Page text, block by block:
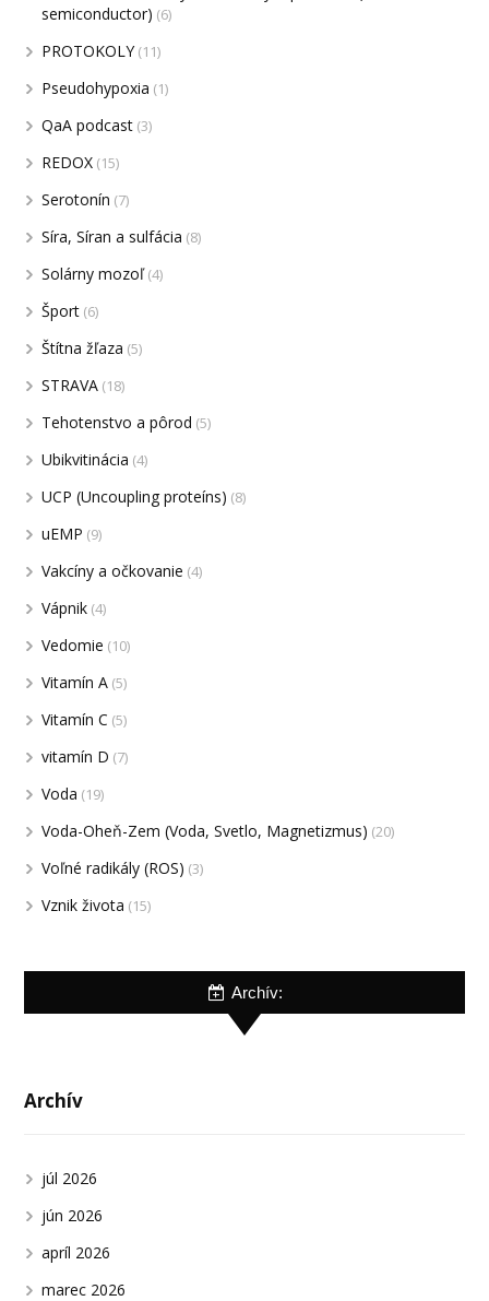
semiconductor) (6)
PROTOKOLY(11)
Pseudohypoxia (1)
QaA podcast (3)
REDOX (15)
Serotonín (7)
Síra, Síran a sulfácia (8)
Solárny mozoľ(4)
Šport (6)
Štítna žľaza (5)
STRAVA (18)
Tehotenstvo a pôrod (5)
Ubikvitinácia (4)
UCP (Uncoupling proteíns) (8)
uEMP (9)
Vakcíny a očkovanie (4)
Vápnik (4)
Vedomie (10)
Vitamín A (5)
Vitamín C (5)
vitamín D (7)
Voda (19)
Voda-Oheň-Zem (Voda, Svetlo, Magnetizmus) (20)
Voľné radikály (ROS) (3)
Vznik života (15)
Archív:
Archív
júl 2026
jún 2026
apríl 2026
marec 2026